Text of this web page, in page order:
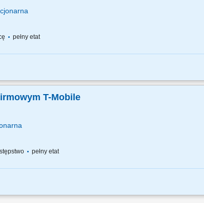
pełny etat
i obowiązki salonowe, 20% kontakt telefoniczny z klientami;
T-Mobile
pełny etat
i obowiązki salonowe, 50% kontakt telefoniczny z klientami;